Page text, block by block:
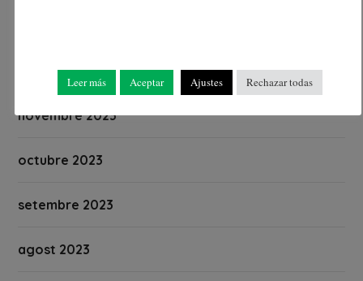
desembre 2023
novembre 2023
octubre 2023
setembre 2023
agost 2023
Leer más Aceptar Ajustes Rechazar todas